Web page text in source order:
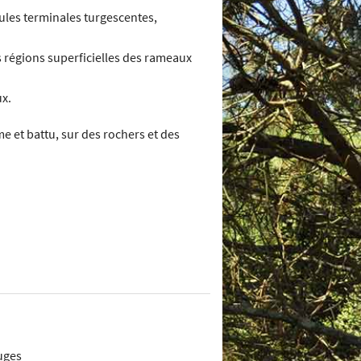
terminales turgescentes,
superficielles des rameaux
et battu, sur des rochers et des